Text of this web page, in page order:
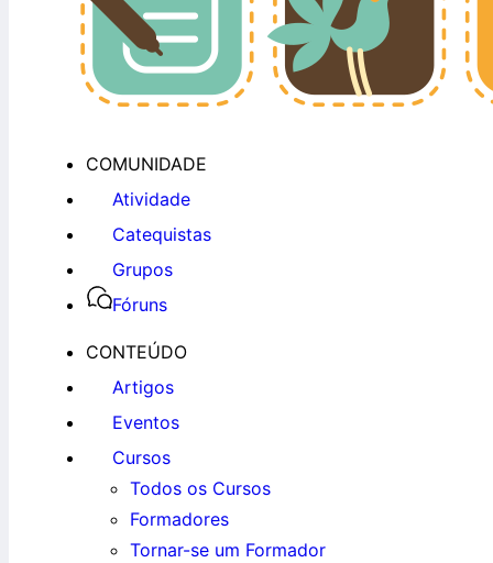
COMUNIDADE
Atividade
Catequistas
Grupos
Fóruns
CONTEÚDO
Artigos
Eventos
Cursos
Todos os Cursos
Formadores
Tornar-se um Formador